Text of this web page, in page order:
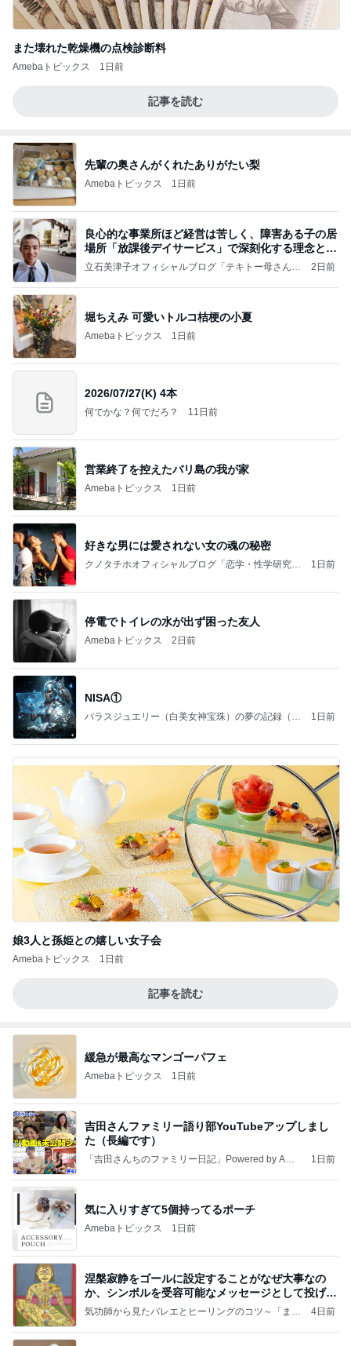
また壊れた乾燥機の点検診断料
Amebaトピックス 1日前
記事を読む
先輩の奥さんがくれたありがたい梨
Amebaトピックス 1日前
良心的な事業所ほど経営は苦しく、障害ある子の居
場所「放課後デイサービス」で深刻化する理念と現
実の
立石美津子オフィシャルブログ「テキトー母さんの
2日前
堀ちえみ 可愛いトルコ桔梗の小夏
Amebaトピックス 1日前
2026/07/27(K) 4本
何でかな？何でだろ？ 11日前
営業終了を控えたバリ島の我が家
Amebaトピックス 1日前
好きな男には愛されない女の魂の秘密
クノタチホオフィシャルブログ「恋学・性学研究
1日前
停電でトイレの水が出ず困った友人
Amebaトピックス 2日前
NISA①
パラスジュエリー（白美女神宝珠）の夢の記録（続
1日前
娘3人と孫姫との嬉しい女子会
Amebaトピックス 1日前
記事を読む
緩急が最高なマンゴーパフェ
Amebaトピックス 1日前
吉田さんファミリー語り部YouTubeアップしまし
た（長編です）
「吉田さんちのファミリー日記」Powered by Ame
1日前
気に入りすぎて5個持ってるポーチ
Amebaトピックス 1日前
涅槃寂静をゴールに設定することがなぜ大事なの
か、シンボルを受容可能なメッセージとして投げる
ことが
気功師から見たバレエとヒーリングのコツ～「まと
4日前